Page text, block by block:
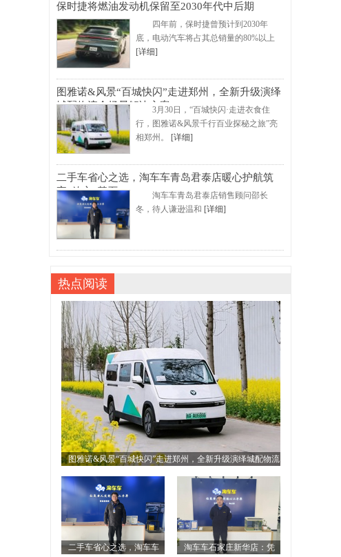
保时捷将燃油发动机保留至2030年代中后期
四年前，保时捷曾预计到2030年
底，电动汽车将占其总销量的80%以上
[详细]
图雅诺&风景“百城快闪”走进郑州，全新升级演绎
城配物流全场景解决方案3月30日，“百城快闪·走进衣食住
行，图雅诺&风景千行百业探秘之旅”亮
相郑州。
[详细]
二手车省心之选，淘车车青岛君泰店暖心护航筑
牢“放心”基石
淘车车青岛君泰店销售顾问邵长
冬，待人谦逊温和 [详细]
热点阅读
图雅诺&风景“百城快闪”走进郑州，全新升级演绎城配物流
二手车省心之选，淘车车
淘车车石家庄新华店：凭